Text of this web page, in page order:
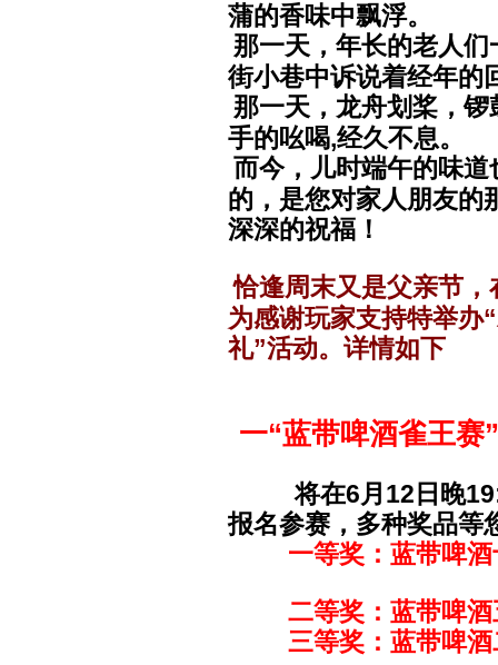
蒲的香味中飘浮。
那一天，年长的老人
街小巷中诉说着经年的
那一天，龙舟划桨，
手的吆喝,经久不息。
而今，儿时端午的味
的，是您对家人朋友的
深深的祝福！
恰逢周末又是父亲节
为感谢玩家支持特举办
礼”活动。详情如下
一“蓝带啤酒雀王赛
将在6月12日晚
报名参赛，多种奖品等
一等奖：蓝带啤酒
二等奖：蓝带啤酒
三等奖：蓝带啤酒